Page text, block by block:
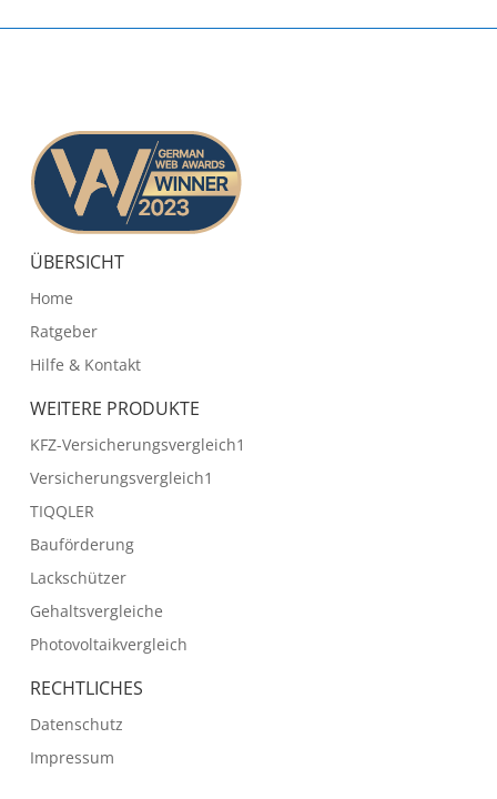
ÜBERSICHT
Home
Ratgeber
Hilfe & Kontakt
WEITERE PRODUKTE
KFZ-Versicherungsvergleich1
Versicherungsvergleich1
TIQQLER
Bauförderung
Lackschützer
Gehaltsvergleiche
Photovoltaikvergleich
RECHTLICHES
Datenschutz
Impressum